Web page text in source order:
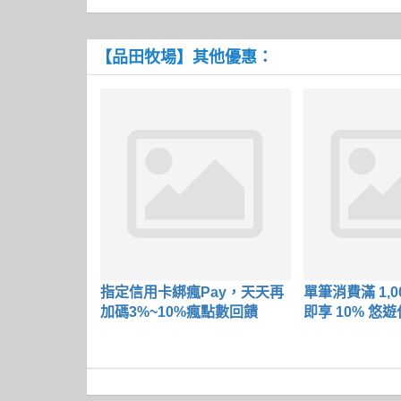
【品田牧場】其他優惠：
指定信用卡綁瘋Pay，天天再
加碼3%~10%瘋點數回饋
單筆消費滿
即享 10% 悠